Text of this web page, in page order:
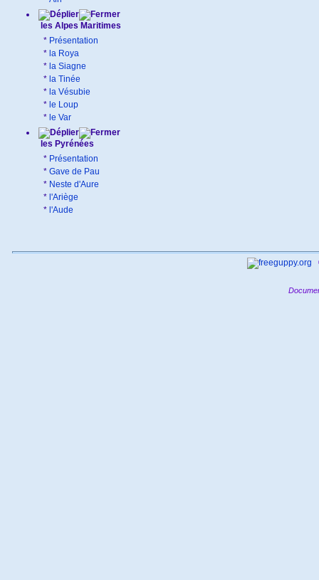
les Alpes Maritimes
* Présentation
* la Roya
* la Siagne
* la Tinée
* la Vésubie
* le Loup
* le Var
les Pyrénées
* Présentation
* Gave de Pau
* Neste d'Aure
* l'Ariège
* l'Aude